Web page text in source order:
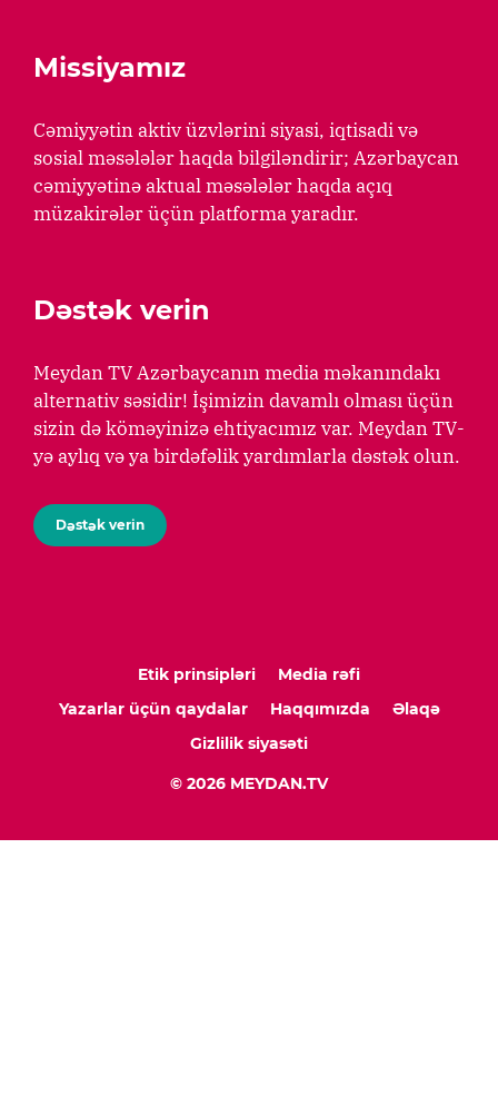
Missiyamız
Cəmiyyətin aktiv üzvlərini siyasi, iqtisadi və
sosial məsələlər haqda bilgiləndirir; Azərbaycan
cəmiyyətinə aktual məsələlər haqda açıq
müzakirələr üçün platforma yaradır.
Dəstək verin
Meydan TV Azərbaycanın media məkanındakı
alternativ səsidir! İşimizin davamlı olması üçün
sizin də köməyinizə ehtiyacımız var. Meydan TV-
yə aylıq və ya birdəfəlik yardımlarla dəstək olun.
Dəstək verin
Etik prinsipləri
Media rəfi
Yazarlar üçün qaydalar
Haqqımızda
Əlaqə
Gizlilik siyasəti
© 2026 MEYDAN.TV